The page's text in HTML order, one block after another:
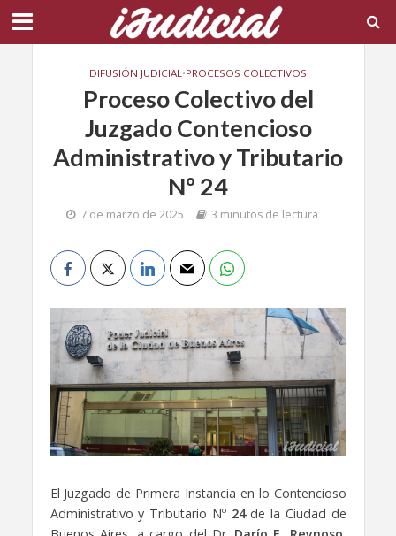
DIFUSIÓN JUDICIAL•PROCESOS COLECTIVOS
Proceso Colectivo del
Juzgado Contencioso
Administrativo y Tributario
Nº 24
7 de marzo de 2025 3 minutos de lectura
El Juzgado de Primera Instancia en lo Contencioso
Administrativo y Tributario Nº24de la Ciudad de